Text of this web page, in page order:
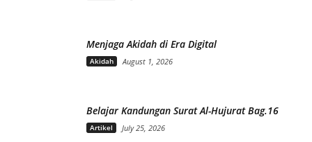
Menjaga Akidah di Era Digital
Akidah August 1, 2026
Belajar Kandungan Surat Al-Hujurat Bag.16
Artikel July 25, 2026